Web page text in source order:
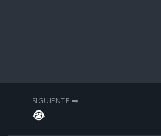
SIGUIENTE ➡️
😭